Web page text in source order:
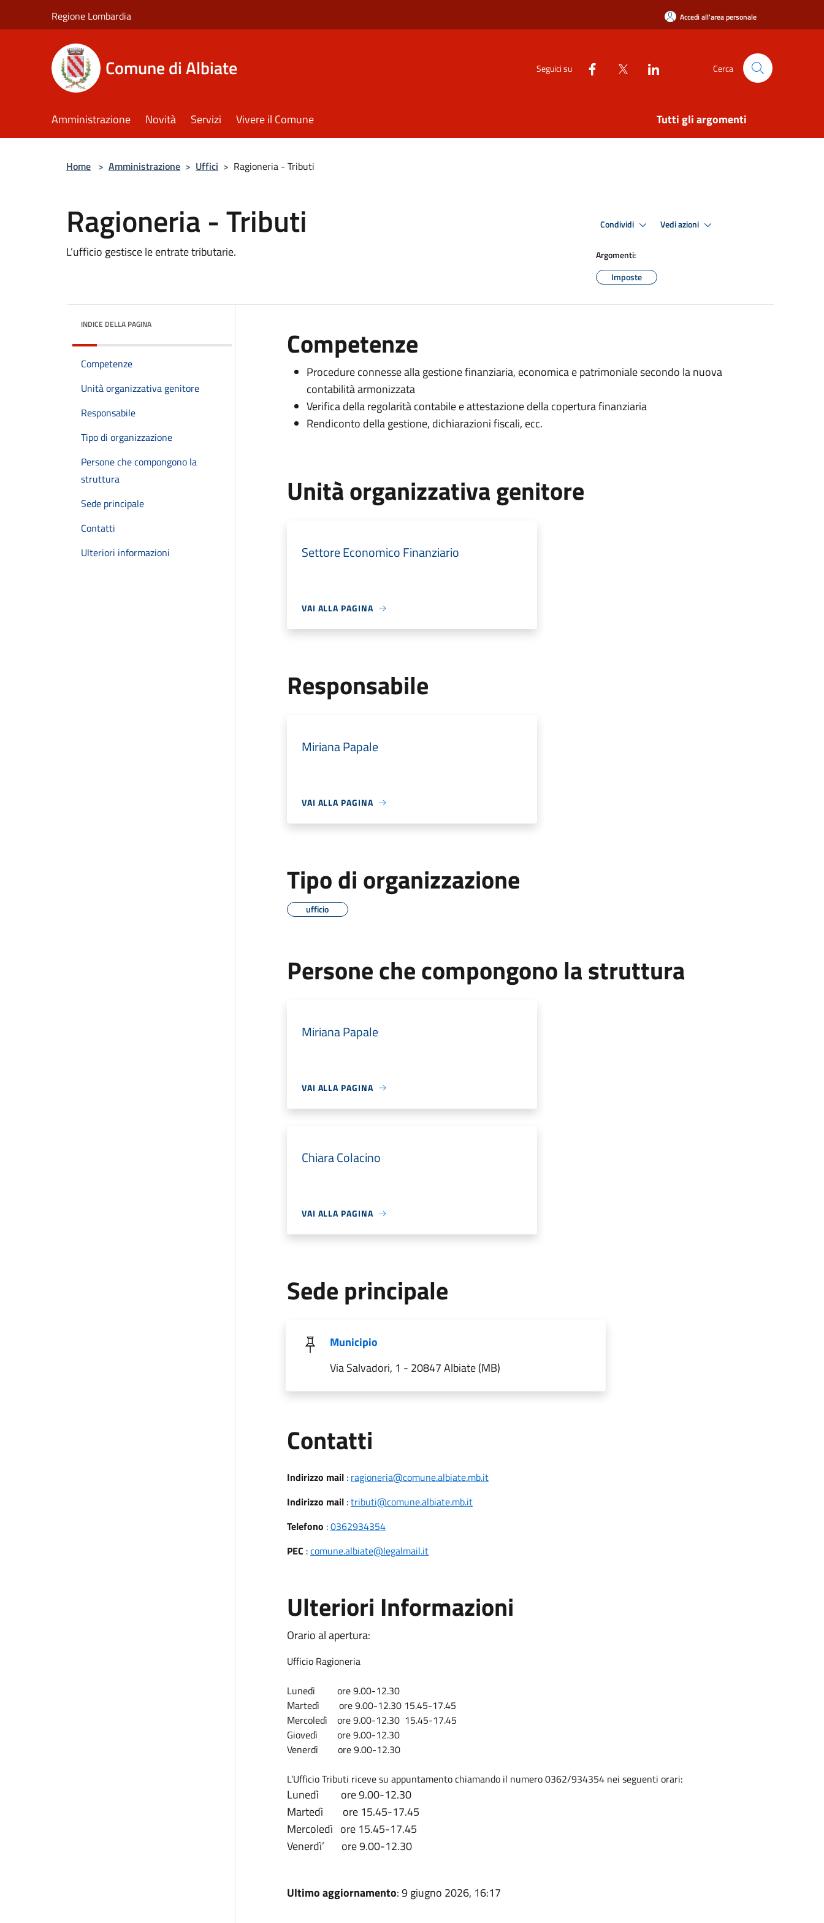
Regione Lombardia Accedi all'area personale
Comune di Albiate Seguici su Cerca
Amministrazione Novità Servizi Vivere il Comune Tutti gli argomenti
Home > Amministrazione > Uffici > Ragioneria - Tributi
Ragioneria - Tributi
L’ufficio gestisce le entrate tributarie.
Condividi Vedi azioni
Argomenti:
Imposte
INDICE DELLA PAGINA
Competenze
Unità organizzativa genitore
Responsabile
Tipo di organizzazione
Persone che compongono la
struttura
Sede principale
Contatti
Ulteriori informazioni
Competenze
Procedure connesse alla gestione finanziaria, economica e patrimoniale secondo la nuova
contabilità armonizzata
Verifica della regolarità contabile e attestazione della copertura finanziaria
Rendiconto della gestione, dichiarazioni fiscali, ecc.
Unità organizzativa genitore
Settore Economico Finanziario
VAI ALLA PAGINA
Responsabile
Miriana Papale
VAI ALLA PAGINA
Tipo di organizzazione
ufficio
Persone che compongono la struttura
Miriana Papale
VAI ALLA PAGINA
Chiara Colacino
VAI ALLA PAGINA
Sede principale
Municipio
Via Salvadori, 1 - 20847 Albiate (MB)
Contatti
Indirizzo mail: ragioneria@comune.albiate.mb.it
Indirizzo mail:tributi@comune.albiate.mb.it
Telefono :0362934354
PEC :comune.albiate@legalmail.it
Ulteriori Informazioni
Orario al apertura:
Ufficio Ragioneria
Lunedì ore 9.00-12.30
Martedì ore 9.00-12.30 15.45-17.45
Mercoledì ore 9.00-12.30 15.45-17.45
Giovedì ore 9.00-12.30
Venerdì ore 9.00-12.30
L’Ufficio Tributi riceve su appuntamento chiamando il numero 0362/934354 nei seguenti orari:
Lunedì ore 9.00-12.30
Martedì ore 15.45-17.45
Mercoledì ore 15.45-17.45
Venerdì’ ore 9.00-12.30
Ultimo aggiornamento: 9 giugno 2026, 16:17